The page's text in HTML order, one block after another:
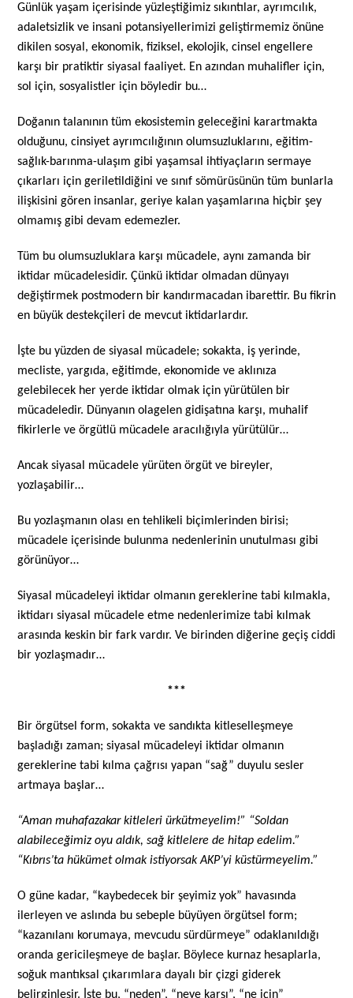
Günlük yaşam içerisinde yüzleştiğimiz sıkıntılar, ayrımcılık,
adaletsizlik ve insani potansiyellerimizi geliştirmemiz önüne
dikilen sosyal, ekonomik, fiziksel, ekolojik, cinsel engellere
karşı bir pratiktir siyasal faaliyet. En azından muhalifler için,
sol için, sosyalistler için böyledir bu…
Doğanın talanının tüm ekosistemin geleceğini karartmakta
olduğunu, cinsiyet ayrımcılığının olumsuzluklarını, eğitim-
sağlık-barınma-ulaşım gibi yaşamsal ihtiyaçların sermaye
çıkarları için geriletildiğini ve sınıf sömürüsünün tüm bunlarla
ilişkisini gören insanlar, geriye kalan yaşamlarına hiçbir şey
olmamış gibi devam edemezler.
Tüm bu olumsuzluklara karşı mücadele, aynı zamanda bir
iktidar mücadelesidir. Çünkü iktidar olmadan dünyayı
değiştirmek postmodern bir kandırmacadan ibarettir. Bu fikrin
en büyük destekçileri de mevcut iktidarlardır.
İşte bu yüzden de siyasal mücadele; sokakta, iş yerinde,
mecliste, yargıda, eğitimde, ekonomide ve aklınıza
gelebilecek her yerde iktidar olmak için yürütülen bir
mücadeledir. Dünyanın olagelen gidişatına karşı, muhalif
fikirlerle ve örgütlü mücadele aracılığıyla yürütülür…
Ancak siyasal mücadele yürüten örgüt ve bireyler,
yozlaşabilir…
Bu yozlaşmanın olası en tehlikeli biçimlerinden birisi;
mücadele içerisinde bulunma nedenlerinin unutulması gibi
görünüyor…
Siyasal mücadeleyi iktidar olmanın gereklerine tabi kılmakla,
iktidarı siyasal mücadele etme nedenlerimize tabi kılmak
arasında keskin bir fark vardır. Ve birinden diğerine geçiş ciddi
bir yozlaşmadır…
***
Bir örgütsel form, sokakta ve sandıkta kitleselleşmeye
başladığı zaman; siyasal mücadeleyi iktidar olmanın
gereklerine tabi kılma çağrısı yapan “sağ” duyulu sesler
artmaya başlar…
“Aman muhafazakar kitleleri ürkütmeyelim!” “Soldan
alabileceğimiz oyu aldık, sağ kitlelere de hitap edelim.”
“Kıbrıs’ta hükümet olmak istiyorsak AKP’yi küstürmeyelim.”
O güne kadar, “kaybedecek bir şeyimiz yok” havasında
ilerleyen ve aslında bu sebeple büyüyen örgütsel form;
“kazanılanı korumaya, mevcudu sürdürmeye” odaklanıldığı
oranda gericileşmeye de başlar. Böylece kurnaz hesaplarla,
soğuk mantıksal çıkarımlara dayalı bir çizgi giderek
belirginleşir. İşte bu, “neden”, “neye karşı”, “ne için”